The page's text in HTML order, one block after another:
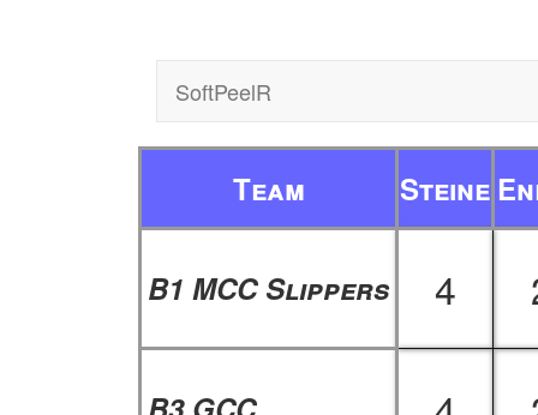
SoftPeelR
Team Steine
B1 MCC Slippers 4